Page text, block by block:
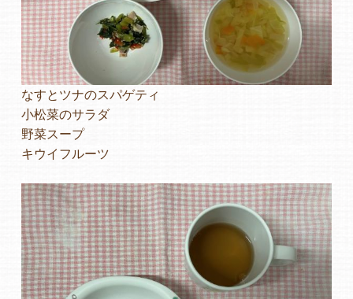
在園児保護者の方へ
よくあるご質問
ヒーローズ保育園
ヒーローズきっず園田
なすとツナのスパゲティ
小松菜のサラダ
野菜スープ
キウイフルーツ